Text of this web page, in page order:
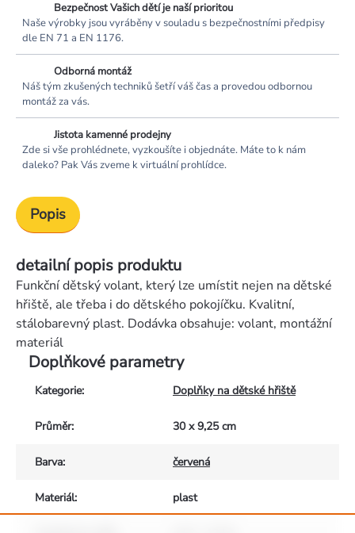
Bezpečnost Vašich dětí je naší prioritou
Naše výrobky jsou vyráběny v souladu s bezpečnostními předpisy
dle EN 71 a EN 1176.
Odborná montáž
Náš tým zkušených techniků šetří váš čas a provedou odbornou
montáž za vás.
Jistota kamenné prodejny
Zde si vše prohlédnete, vyzkoušíte i objednáte. Máte to k nám
daleko? Pak Vás zveme k virtuální prohlídce.
Popis
detailní popis produktu
Funkční dětský volant, který lze umístit nejen na dětské
hřiště, ale třeba i do dětského pokojíčku. Kvalitní,
stálobarevný plast. Dodávka obsahuje: volant, montážní
materiál
Doplňkové parametry
Kategorie: Doplňky na dětské hřiště
Průměr: 30 x 9,25 cm
Barva: červená
Materiál: plast